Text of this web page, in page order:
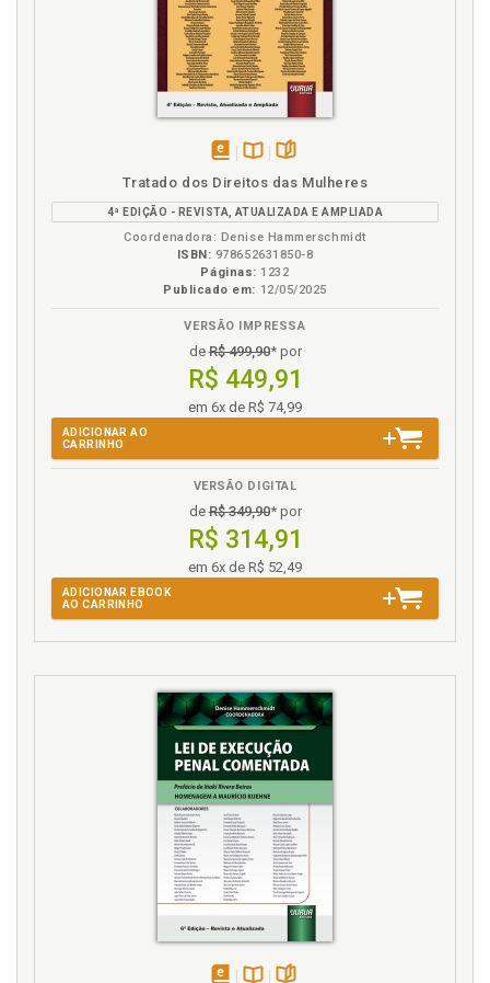
eBookB.V.
Tratado dos Direitos das Mulheres
4ª EDIÇÃO - REVISTA, ATUALIZADA E AMPLIADA
Coordenadora: Denise Hammerschmidt
ISBN: 978652631850-8
Páginas: 1232
Publicado em: 12/05/2025
VERSÃO IMPRESSA
deR$ 499,90* por
R$ 449,91
em 6x de R$ 74,99
ADICIONAR AO
CARRINHO
VERSÃO DIGITAL
deR$ 349,90* por
R$ 314,91
em 6x de R$ 52,49
ADICIONAR EBOOK
AO CARRINHO